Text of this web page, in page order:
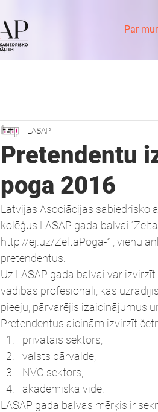
Par
Pretendentu
poga 2016
LASAP
Latvijas Asociācijas sabiedrisko
kolēģus LASAP gada balvai
http://ej.uz/ZeltaPoga-1, vienu
pretendentus.
Uz LASAP gada balvai var
vadības profesionāli, kas
pieeju, pārvarējis izaicinājumus
Pretendentus aicinām izvirzīt
privātais sektors,
valsts pārvalde,
NVO sektors,
akadēmiskā vide.
LASAP gada balvas mērķis ir